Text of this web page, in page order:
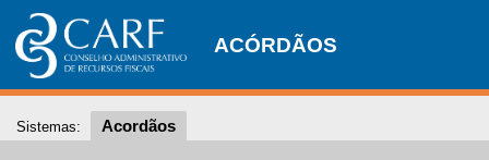
ACÓRDÃOS
Sistemas: Acordãos